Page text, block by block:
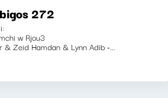
272
w Rjou3
& Zeid Hamdan & Lynn Adib -...